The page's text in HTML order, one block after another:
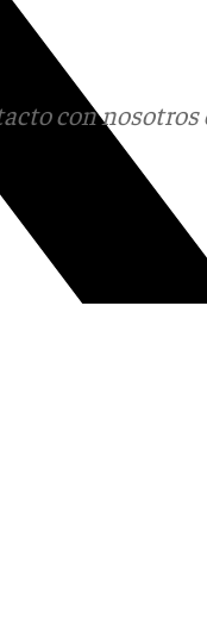
con nosotros